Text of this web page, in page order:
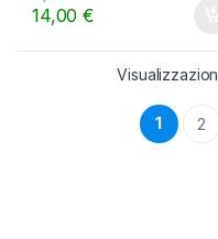
14,00€
1 2